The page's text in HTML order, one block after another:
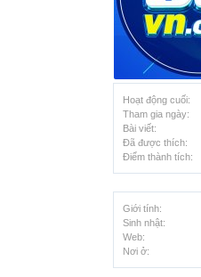
Hoạt động cuối:
Tham gia ngày:
Bài viết:
Đã được thích:
Điểm thành tích:
Giới tính:
Sinh nhật:
Web:
Nơi ở: